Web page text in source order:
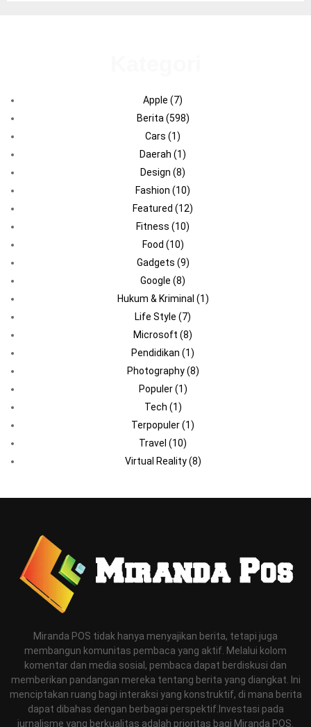
Apple (7)
Berita (598)
Cars (1)
Daerah (1)
Design (8)
Fashion (10)
Featured (12)
Fitness (10)
Food (10)
Gadgets (9)
Google (8)
Hukum & Kriminal (1)
Life Style (7)
Microsoft (8)
Pendidikan (1)
Photography(8)
Populer(1)
Tech (1)
Terpopuler(1)
Travel (10)
Virtual Reality(8)
Miranda POS tidak hanya menyajikan berita, tetapi juga
membangun komunitas pembaca yang aktif. Melalui kolom
komentar dan media sosial, pembaca dapat berdiskusi dan
memberikan pandangan mereka tentang berita yang diangkat. Ini
menciptakan ruang bagi interaksi yang konstruktif, di mana berita
dapat dibahas dengan berbagai perspektif.Investasi pada
jurnalisme yang berkualitas adalah prioritas bagi Miranda POS.